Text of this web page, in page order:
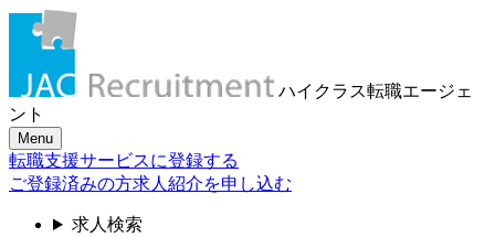
ハイクラス転職エージェ
ント
Menu
転職支援サービスに登録する
ご登録済みの方求人紹介を申し込む
求人検索